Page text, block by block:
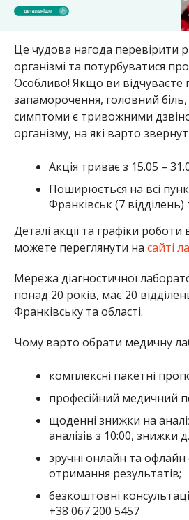
Це чудова нагода перевірити
організмі та потурбуватися про
Особливо! Якщо ви відчуваєте
запаморочення, головний біль,
симптоми є тривожними
організму, на які варто
Акція триває з 15.05 –
Поширюється на всі
Франківськ (7 відділень)
Деталі акції та графіки роботи
можете переглянути на сайті
Мережа діагностичної
понад 20 років, має 20
Франківську та області.
Чому варто обрати медичну
комплексні пакетні
професійний медичний
щоденні знижки на
аналізів з 10:00, знижки
зручні онлайн та
отримання результатів;
безкоштовні
+38 067 200 5457